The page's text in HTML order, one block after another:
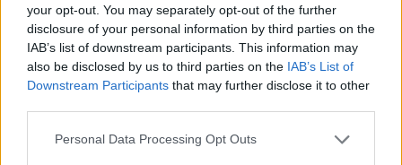
your opt-out. You may separately opt-out of the further
disclosure of your personal information by third parties on the
IAB’s list of downstream participants. This information may
also be disclosed by us to third parties on the IAB’s List of
Downstream Participants that may further disclose it to other
Personal Data Processing Opt Outs
Lars O. Nordal - en
moderne marinemaler
– Båter og Risør hører sammen, sier Lars O.
Nordal til Båtmagasinet. Faren rådet ham til å
ta NTH, men det var male han ville.